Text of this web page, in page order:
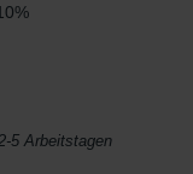
5 Arbeitstagen